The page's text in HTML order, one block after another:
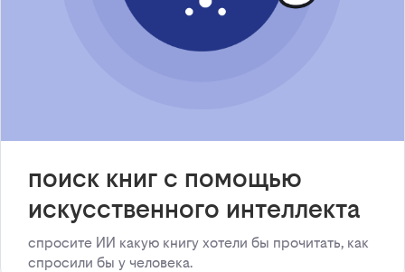
поиск книг с помощью
искусственного интеллекта
спросите ИИ какую книгу хотели бы прочитать, как
спросили бы у человека.